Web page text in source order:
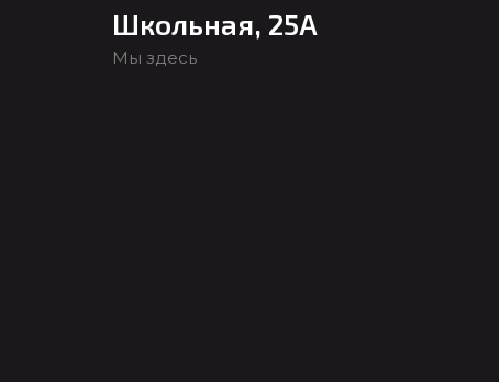
Школьная, 25А
Мы здесь